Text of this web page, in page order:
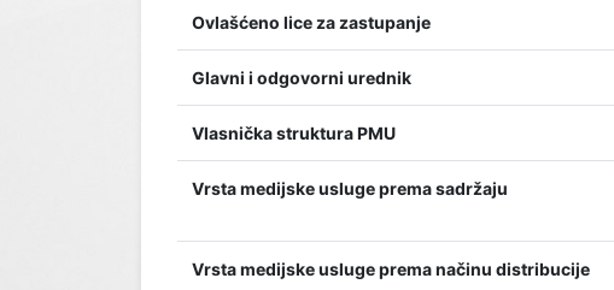
Ovlašćeno lice za zastupanje
Glavni i odgovorni urednik
Vlasnička struktura PMU
Vrsta medijske usluge prema sadržaju
Vrsta medijske usluge prema načinu distribucije